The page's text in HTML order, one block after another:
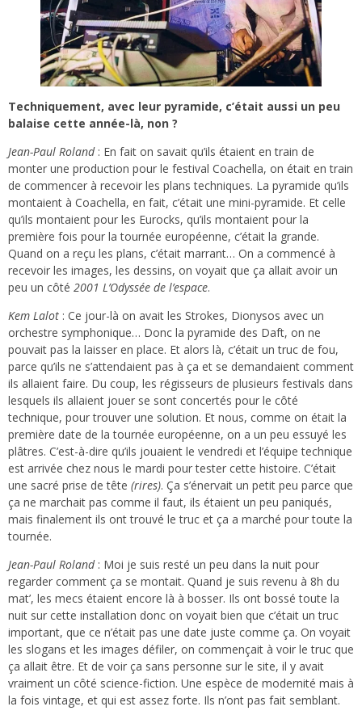
Techniquement, avec leur pyramide, c’était aussi un peu
balaise cette année-là, non ?
Jean-Paul Roland : En fait on savait qu’ils étaient en train de
monter une production pour le festival Coachella, on était en train
de commencer à recevoir les plans techniques. La pyramide qu’ils
montaient à Coachella, en fait, c’était une mini-pyramide. Et celle
qu’ils montaient pour les Eurocks, qu’ils montaient pour la
première fois pour la tournée européenne, c’était la grande.
Quand on a reçu les plans, c’était marrant… On a commencé à
recevoir les images, les dessins, on voyait que ça allait avoir un
peu un côté 2001 L’Odyssée de l’espace.
Kem Lalot : Ce jour-là on avait les Strokes, Dionysos avec un
orchestre symphonique… Donc la pyramide des Daft, on ne
pouvait pas la laisser en place. Et alors là, c’était un truc de fou,
parce qu’ils ne s’attendaient pas à ça et se demandaient comment
ils allaient faire. Du coup, les régisseurs de plusieurs festivals dans
lesquels ils allaient jouer se sont concertés pour le côté
technique, pour trouver une solution. Et nous, comme on était la
première date de la tournée européenne, on a un peu essuyé les
plâtres. C’est-à-dire qu’ils jouaient le vendredi et l’équipe technique
est arrivée chez nous le mardi pour tester cette histoire. C’était
une sacré prise de tête (rires). Ça s’énervait un petit peu parce que
ça ne marchait pas comme il faut, ils étaient un peu paniqués,
mais finalement ils ont trouvé le truc et ça a marché pour toute la
tournée.
Jean-Paul Roland : Moi je suis resté un peu dans la nuit pour
regarder comment ça se montait. Quand je suis revenu à 8h du
mat’, les mecs étaient encore là à bosser. Ils ont bossé toute la
nuit sur cette installation donc on voyait bien que c’était un truc
important, que ce n’était pas une date juste comme ça. On voyait
les slogans et les images défiler, on commençait à voir le truc que
ça allait être. Et de voir ça sans personne sur le site, il y avait
vraiment un côté science-fiction. Une espèce de modernité mais à
la fois vintage, et qui est assez forte. Ils n’ont pas fait semblant.